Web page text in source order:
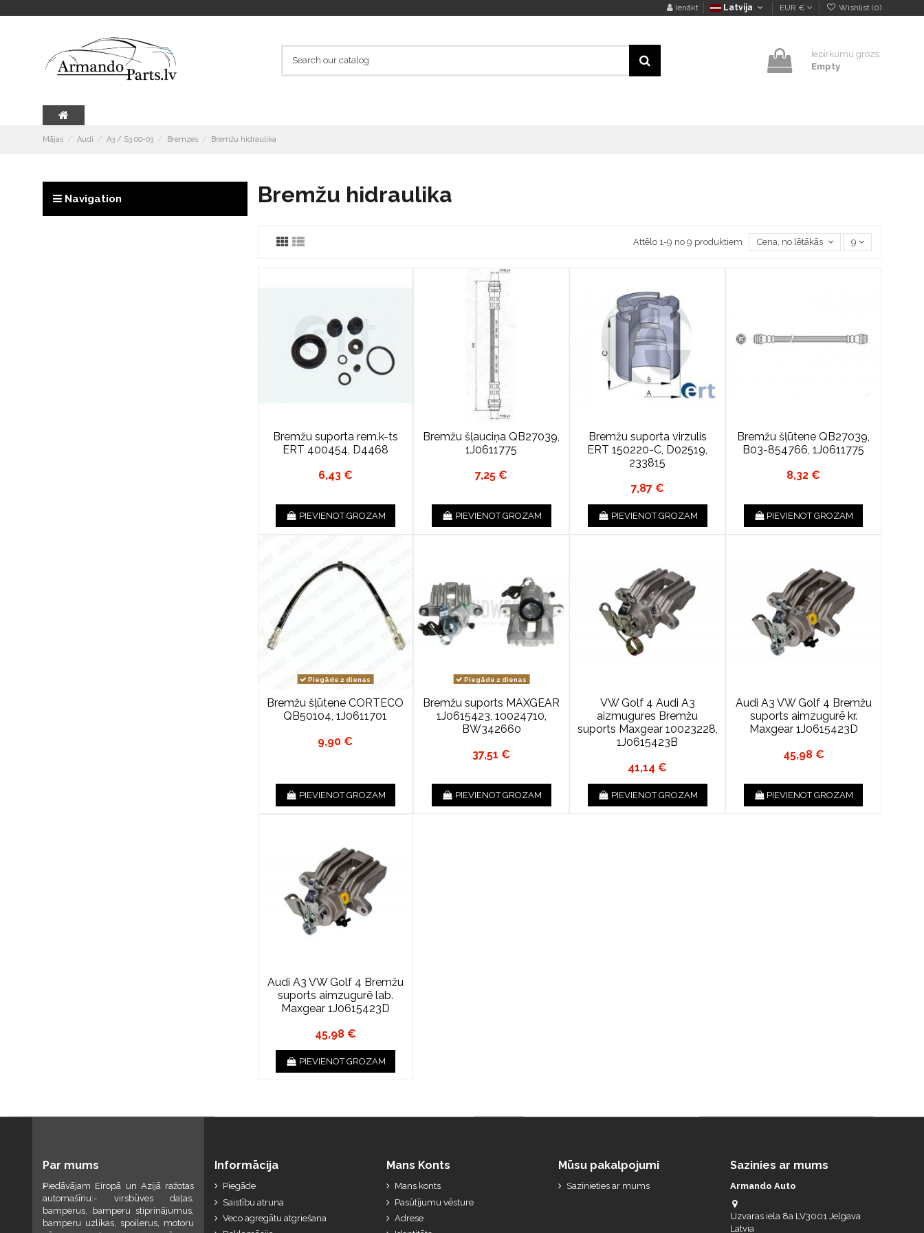
Ienākt Latvija EUR € Wishlist (0)
Iepirkumu grozs:
Empty
Mājas Audi A3 / S3 00-03 Bremzes Bremžu hidraulika
Bremžu hidraulika
Attēlo 1-9 no 9 produktiem Cena, no lētākās uz dārgāko
9
Bremžu suporta rem.k-ts
ERT 400454, D4468
6,43 €
PIEVIENOT GROZAM
Bremžu šļauciņa QB27039,
1J0611775
7,25 €
PIEVIENOT GROZAM
Bremžu suporta virzulis
ERT 150220-C, D02519,
233815
7,87 €
PIEVIENOT GROZAM
Bremžu šļūtene QB27039,
B03-854766, 1J0611775
8,32 €
PIEVIENOT GROZAM
Piegāde 2 dienas
Bremžu šļūtene CORTECO
QB50104, 1J0611701
9,90 €
PIEVIENOT GROZAM
Piegāde 2 dienas
Bremžu suports MAXGEAR
1J0615423, 10024710,
BW342660
37,51 €
PIEVIENOT GROZAM
VW Golf 4 Audi A3
aizmugures Bremžu
suports Maxgear 10023228,
1J0615423B
41,14 €
PIEVIENOT GROZAM
Audi A3 VW Golf 4 Bremžu
suports aimzugurē kr.
Maxgear 1J0615423D
45,98 €
PIEVIENOT GROZAM
Audi A3 VW Golf 4 Bremžu
suports aimzugurē lab.
Maxgear 1J0615423D
45,98 €
PIEVIENOT GROZAM
Navigation
Par mums
Piedāvājam Eiropā un Azijā ražotas
automašīnu:- virsbūves daļas,
bamperus, bamperu stiprinājumus,
bamperu uzlikas, spoilerus, motoru
Informācija
Piegāde
Saistību atruna
Veco agregātu atgriešana
Mans Konts
Mans konts
Pasūtījumu vēsture
Adrese
Mūsu pakalpojumi
Sazinieties ar mums
Sazinies ar mums
Armando Auto
Uzvaras iela 8a LV3001 Jelgava
Latvia